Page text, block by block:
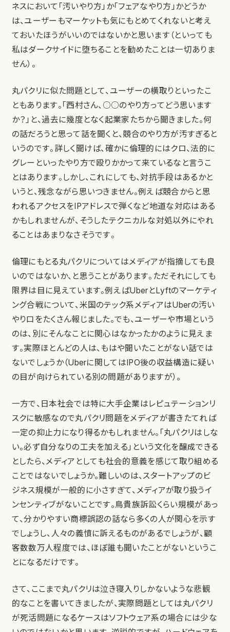
ネスにおいて「汚いやり方」か「フェアなやり方」かどうか
は、ユーザーもマーケットも気にもとめてくれないと考え
ておいたほうがいいのではないかと思います（といっても
私はダークサイドに堕ちることを勧めたことは一切ありま
せん）。
丸パクリに似た問題として、ユーザーの横取りといったこ
ともあります。「西村さん、○○のやり方ってどう思います
か？」と、過去に幾度となく起業家たちから聞きました。何
の話だろうと思って話を聞くと、競合のやり方が汚すぎると
いうのです。詳しく聞けば、確かに倫理的にはクロ、法的に
グレーといったやり方で殴りかかって来ているなと言うこ
とはあります。しかし、これにしても、対抗手段はあるかと
いうと、残念ながら思いつきません。例えば競合からと思
われるアクセスをIPアドレスで弾くなど地道な対応はある
かもしれませんが、そうしたテクニカルな対処以外にやれ
ることはあまりなさそうです。
倫理にもとる丸パクリについてはメディアが指摘しても良
いのではないか、と思うことがあります。ただそれにしても
限界は目に見えています。例えばUberとLyftのマーケティ
ング合戦について、米国のテック系メディアはUberの汚い
やり口をたくさん報じました。でも、ユーザーや市場という
のは、別にそんなことに関心はなかったかのように見えま
す。実際ほとんどの人は、もはや聞いたことがない話では
ないでしょうか（Uberに関してはIPO後の収益構造に疑い
の目が向けられている別の問題がありますが）。
一方で、日本社会では特に大手企業はレピュテーションリ
スクに敏感なので丸パクリ問題をメディアが書きたてれば
一定の抑止力になり得るかもしれません。「丸パクリはしな
い。必ず自分なりの工夫を加える」という文化を醸成できる
としたら、メディアとしても社会的意義を感じて取り組める
ことではないでしょうか。難しいのは、スタートアップのビ
ジネス規模が一般的に小さすぎて、メディアが取り扱うイ
ンセンティブがないことです。鳥貴族訴訟くらい規模があっ
て、分かりやすい商標誤認の話なら多くの人が関心を示す
でしょうし、人々の義憤に訴えるものがあるでしょうが、顧
客数数万人程度では、ほぼ誰も聞いたことがないというこ
とになるだけです。
さて、ここまで丸パクリは泣き寝入りしかないような悲観
的なことを書いてきましたが、実際問題としては丸パクリ
が死活問題になるケースはソフトウェア系の場合には少な